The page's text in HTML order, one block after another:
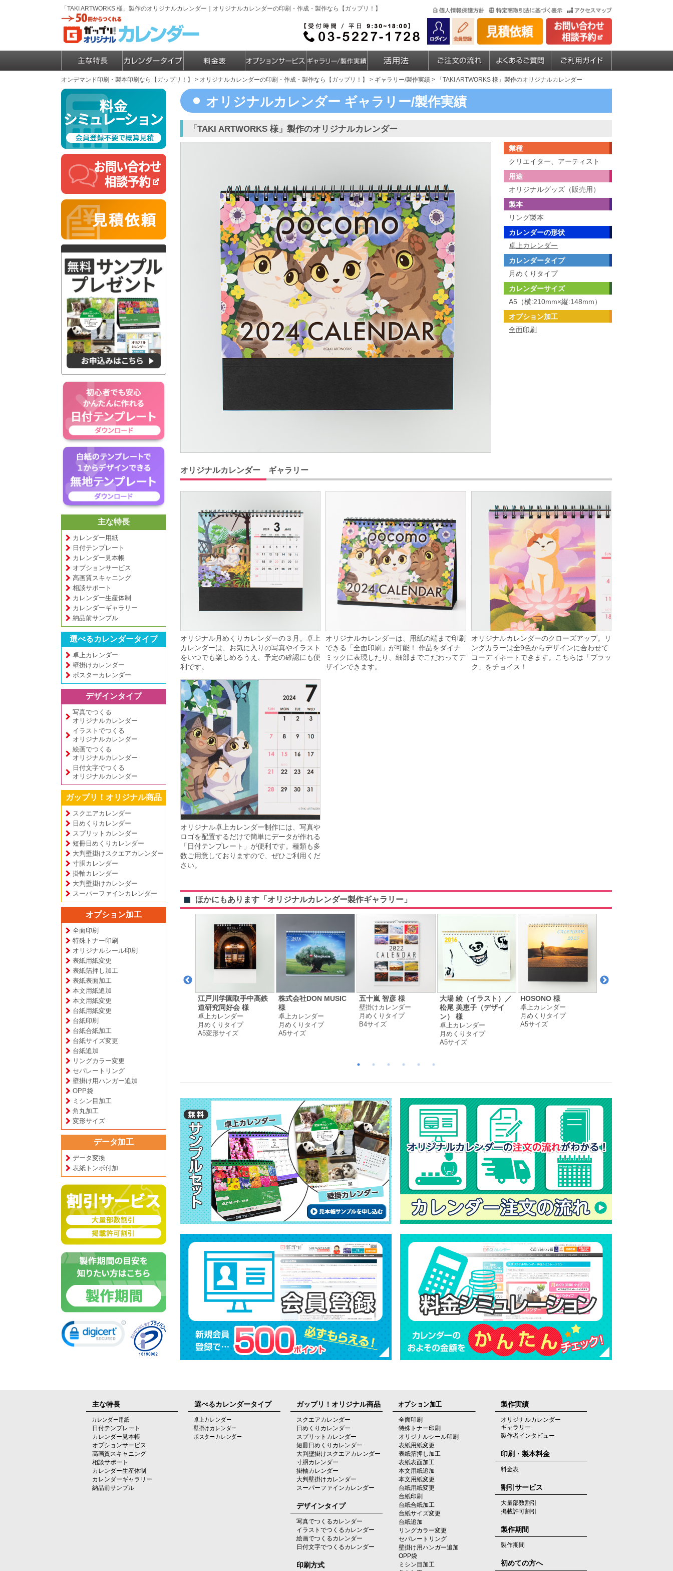
「TAKI ARTWORKS 様」製作のオリジナルカレンダー｜オリジナルカレンダーの印刷・作成・製作なら【ガップリ！】
オンデマンド印刷・製本印刷なら【ガップリ！】 > オリジナルカレンダーの印刷・作成・製作なら【ガップリ！】 > ギャラリー/製作実績 > 「TAKI ARTWORKS 様」製作のオリジナルカレンダー
主な特長
カレンダー用紙
日付テンプレート
カレンダー見本帳
オプションサービス
高画質スキャニング
相談サポート
カレンダー生産体制
カレンダーギャラリー
納品前サンプル
選べるカレンダータイプ
卓上カレンダー
壁掛けカレンダー
ポスターカレンダー
デザインタイプ
写真でつくる
オリジナルカレンダー
イラストでつくる
オリジナルカレンダー
絵画でつくる
オリジナルカレンダー
日付文字でつくる
オリジナルカレンダー
ガップリ！オリジナル商品
スクエアカレンダー
日めくりカレンダー
スプリットカレンダー
短冊日めくりカレンダー
大判壁掛けスクエアカレンダー
寸胴カレンダー
掛軸カレンダー
大判壁掛けカレンダー
スーパーファインカレンダー
オプション加工
全面印刷
特殊トナー印刷
オリジナルシール印刷
表紙用紙変更
表紙箔押し加工
表紙表面加工
本文用紙追加
本文用紙変更
台紙用紙変更
台紙印刷
台紙合紙加工
台紙サイズ変更
台紙追加
リングカラー変更
セパレートリング
壁掛け用ハンガー追加
OPP袋
ミシン目加工
角丸加工
変形サイズ
データ加工
データ変換
表紙トンボ付加
オリジナルカレンダー ギャラリー/製作実績
「TAKI ARTWORKS 様」製作のオリジナルカレンダー
業種
クリエイター、アーティスト
用途
オリジナルグッズ（販売用）
製本
リング製本
カレンダーの形状
卓上カレンダー
カレンダータイプ
月めくりタイプ
カレンダーサイズ
A5（横:210mm×縦:148mm）
オプション加工
全面印刷
オリジナルカレンダー ギャラリー
オリジナル月めくりカレンダーの３月。卓上
カレンダーは、お気に入りの写真やイラスト
をいつでも楽しめるうえ、予定の確認にも便
利です。
オリジナルカレンダーは、用紙の端まで印刷
できる「全面印刷」が可能！ 作品をダイナ
ミックに表現したり、細部までこだわってデ
ザインできます。
オリジナルカレンダーのクローズアップ。リ
ングカラーは全9色からデザインに合わせて
コーディネートできます。こちらは「ブラッ
ク」をチョイス！
オリジナル卓上カレンダー制作には、写真や
ロゴを配置するだけで簡単にデータが作れる
「日付テンプレート」が便利です。種類も多
数ご用意しておりますので、ぜひご利用くだ
さい。
ほかにもあります「オリジナルカレンダー製作ギャラリー」
吉田 政市 様
壁掛けカレンダー
月めくりタイプ
江戸川学園取手中高鉄
道研究同好会 様
卓上カレンダー
月めくりタイプ
A5変形サイズ
株式会社DON MUSIC
様
卓上カレンダー
月めくりタイプ
A5サイズ
五十嵐 智彦 様
壁掛けカレンダー
月めくりタイプ
B4サイズ
大場 綾（イラスト）／
松尾 美恵子（デザイ
ン） 様
卓上カレンダー
月めくりタイプ
A5サイズ
HOSONO 様
卓上カレンダー
月めくりタイプ
A5サイズ
主な特長
カレンダー用紙
日付テンプレート
カレンダー見本帳
オプションサービス
高画質スキャニング
相談サポート
カレンダー生産体制
カレンダーギャラリー
納品前サンプル
選べるカレンダータイプ
卓上カレンダー
壁掛けカレンダー
ポスターカレンダー
ガップリ！オリジナル商品
スクエアカレンダー
日めくりカレンダー
スプリットカレンダー
短冊日めくりカレンダー
大判壁掛けスクエアカレンダー
寸胴カレンダー
掛軸カレンダー
大判壁掛けカレンダー
スーパーファインカレンダー
デザインタイプ
写真でつくるカレンダー
イラストでつくるカレンダー
絵画でつくるカレンダー
日付文字でつくるカレンダー
印刷方式
オプション加工
全面印刷
特殊トナー印刷
オリジナルシール印刷
表紙用紙変更
表紙箔押し加工
表紙表面加工
本文用紙追加
本文用紙変更
台紙用紙変更
台紙印刷
台紙合紙加工
台紙サイズ変更
台紙追加
リングカラー変更
セパレートリング
壁掛け用ハンガー追加
OPP袋
ミシン目加工
製作実績
オリジナルカレンダー
ギャラリー
製作者インタビュー
印刷・製本料金
料金表
割引サービス
大量部数割引
掲載許可割引
製作期間
製作期間
初めての方へ